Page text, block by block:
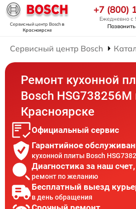
Сервисный центр Boschв
Красноярске
+7 (800)
Ежедневно с
Позвонить
Сервисный центр Bosch
Ремонт кухонной
Bosch HSG738256M
Красноярске
Официальный сервис
Гарантийное
кухонной плиты Bosch
Диагностика за наш счет,
ремонт по желанию
Бесплатный выезд
в день обращения